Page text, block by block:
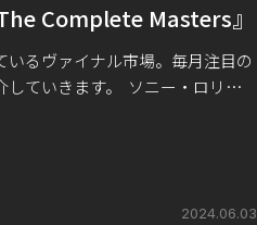
Complete Masters』
るヴァイナル市場。毎月注目の
ていきます。 ソニー・ロリン
2024.06.03